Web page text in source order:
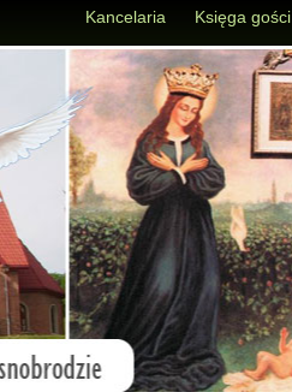
Kancelaria Księga gości